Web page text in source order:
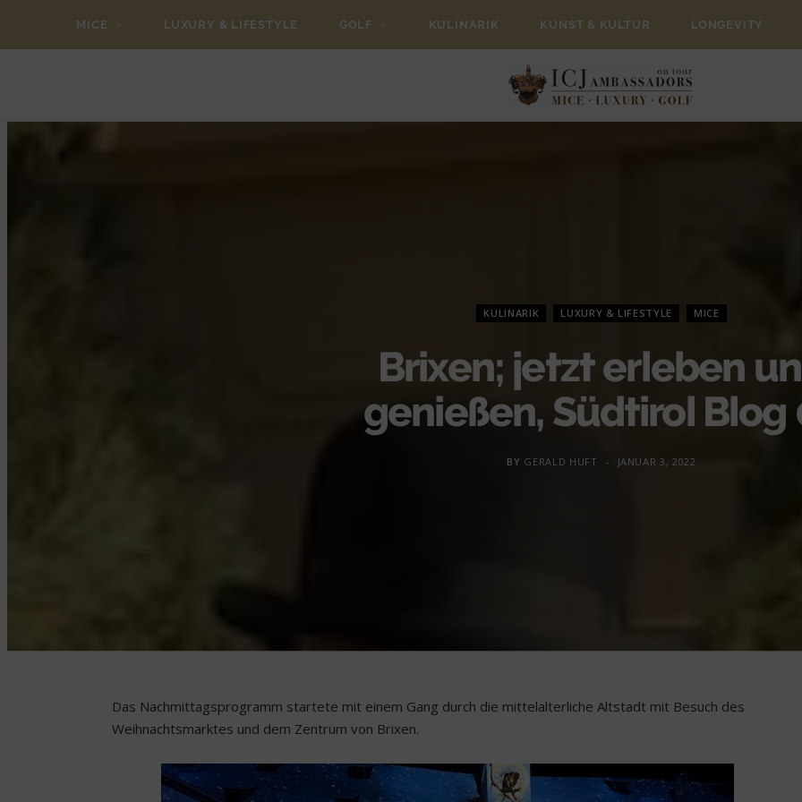
MICE LUXURY & LIFESTYLE GOLF KULINARIK KUNST & KULTUR LONGEVITY
KULINARIK LUXURY & LIFESTYLE MICE
Brixen; jetzt erleben
genießen, Südtirol Blog
BY GERALD HUFT JANUAR 3, 2022
Das Nachmittagsprogramm startete mit einem Gang durch die mittelalterliche Altstadt mit Besuch des
Weihnachtsmarktes und dem Zentrum von Brixen.